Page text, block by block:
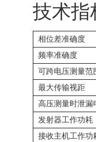
技术指
相位差准确度
频率准确度
可跨电压测量范
最大传输视距
高压测量时泄漏
发射器工作功耗
接收主机工作功